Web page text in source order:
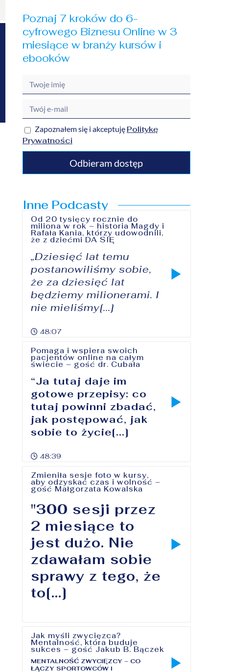
Poznaj 7 kroków do 6-
cyfrowego Biznesu Online w 3
miesiące w branży kursów i
ebooków
Zapoznałem się i akceptuję Politykę
Prywatności
Odbieram dostęp
Inne Podcasty
Od 20 tysięcy rocznie do
miliona w rok – historia Magdy i
Rafała Kania, którzy udowodnili,
że z dziećmi DA SIĘ
„Dziesięć lat temu
postanowiliśmy sobie,
że za dziesięć lat
będziemy milionerami. I
nie mieliśmy[...]
48:07
Pomaga i wspiera swoich
pacjentów online na całym
świecie – gość dr. Cubała
“Ja tutaj daje im
gotowe przepisy: co
tutaj powinni zbadać,
jak postępować, jak
sobie to życie[...]
48:39
Zmieniła sesje foto w kursy,
aby odzyskać czas i wolność –
gość Małgorzata Kowalska
"300 sesji przez
2 miesiące to
jest dużo. Nie
zdawałam sobie
sprawy z tego, że
to[...]
Jak myśli zwycięzca?
Mentalność, która buduje
sukces – gość Jakub B. Bączek
MENTALNOŚĆ ZWYCIĘZCY – CO
ŁĄCZY SPORTOWCÓW I